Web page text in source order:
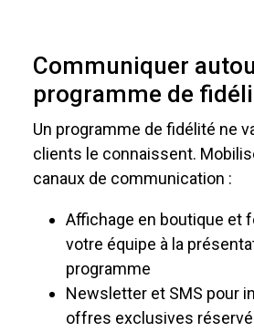
Communiquer
programme de
Un programme de fidélité ne
clients le connaissent.
canaux de communication :
Affichage en boutique et
votre équipe à la
programme
Newsletter et SMS pour
offres exclusives